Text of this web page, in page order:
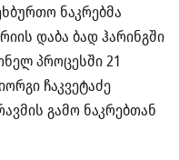
ნაკრებმა
დაბა ბად ჰარინგში
პროცესში 21
ჩაკვეტაძე
გამო ნაკრებთან